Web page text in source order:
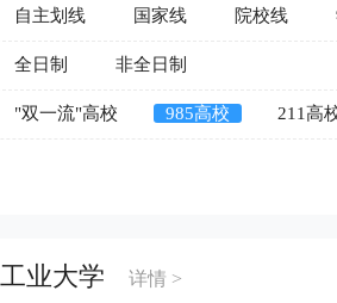
自主划线 国家线 院校线
全日制 非全日制
"双一流"高校 985高校 211高
业大学
详情 >